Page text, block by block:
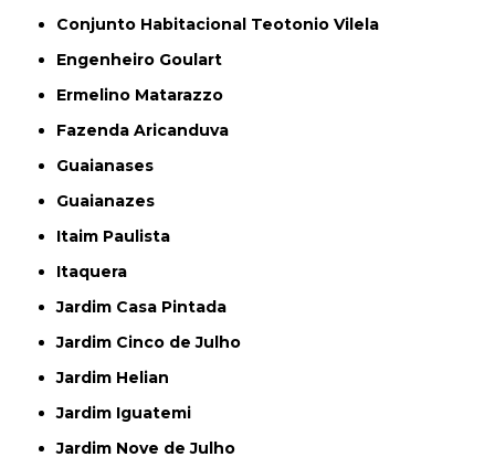
Conjunto Habitacional Teotonio Vilela
Engenheiro Goulart
Ermelino Matarazzo
Fazenda Aricanduva
Guaianases
Guaianazes
Itaim Paulista
Itaquera
Jardim Casa Pintada
Jardim Cinco de Julho
Jardim Helian
Jardim Iguatemi
Jardim Nove de Julho